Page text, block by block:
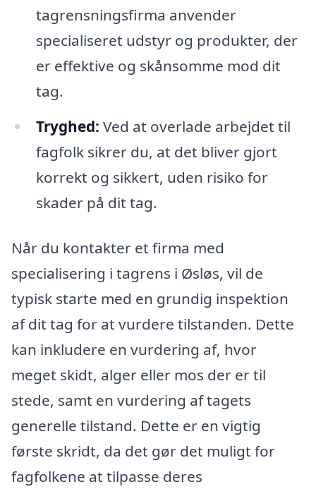
tagrensningsfirma anvender
specialiseret udstyr og produkter, der
er effektive og skånsomme mod dit
tag.
Tryghed: Ved at overlade arbejdet til
fagfolk sikrer du, at det bliver gjort
korrekt og sikkert, uden risiko for
skader på dit tag.
Når du kontakter et firma med
specialisering i tagrens i Øsløs, vil de
typisk starte med en grundig inspektion
af dit tag for at vurdere tilstanden. Dette
kan inkludere en vurdering af, hvor
meget skidt, alger eller mos der er til
stede, samt en vurdering af tagets
generelle tilstand. Dette er en vigtig
første skridt, da det gør det muligt for
fagfolkene at tilpasse deres